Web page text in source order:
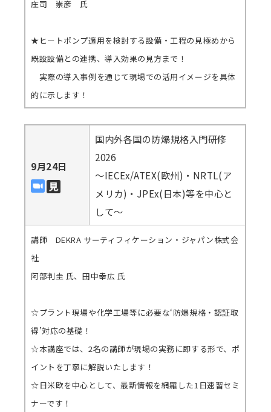
庄司 崇彦 氏
★ヒートポンプ適用を検討する設備・工程の見極めから
既設設備との連携、導入効果の見方まで！
実際の導入事例を通じて現場での活用イメージを具体
的に示します！
9月24日
国内外各国の防爆規格入門研修
2026
～IECEx/ATEX(欧州)・NRTL(ア
メリカ)・JPEx(日本)等を中心と
して～
講師 DEKRA サーティフィケーション・ジャパン株式会
社
阿部判圭 氏、田中幸広 氏
☆プラント現場や化学工場等に必要な‘防爆規格・認証取
得’対応の基礎！
☆本講座では、2名の講師が現場の実務に即する形で、ポ
イントを丁寧に解説いたします！
☆日米欧を中心として、最新情報を網羅した1日速習セミ
ナーです！